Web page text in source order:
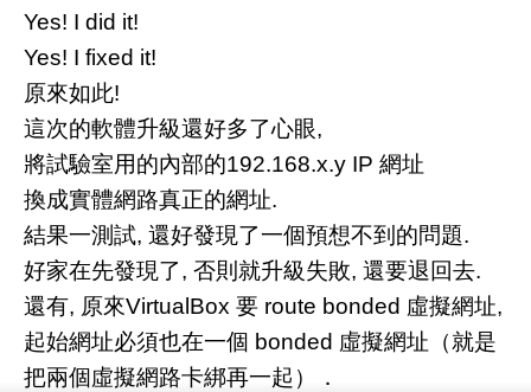
Yes! I did it!
Yes! I fixed it!
原來如此!
這次的軟體升級還好多了心眼,
將試驗室用的內部的192.168.x.y IP 網址
換成實體網路真正的網址.
結果一測試, 還好發現了一個預想不到的問題.
好家在先發現了, 否則就升級失敗, 還要退回去.
還有, 原來VirtualBox 要 route bonded 虛擬網址,
起始網址必須也在一個 bonded 虛擬網址（就是
把兩個虛擬網路卡綁再一起）．